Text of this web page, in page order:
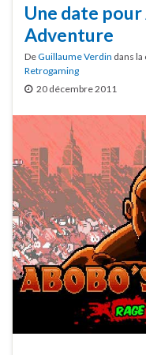
Une date pour
Adventure
DeGuillaume Verdin dans
Retrogaming
20 décembre 2011